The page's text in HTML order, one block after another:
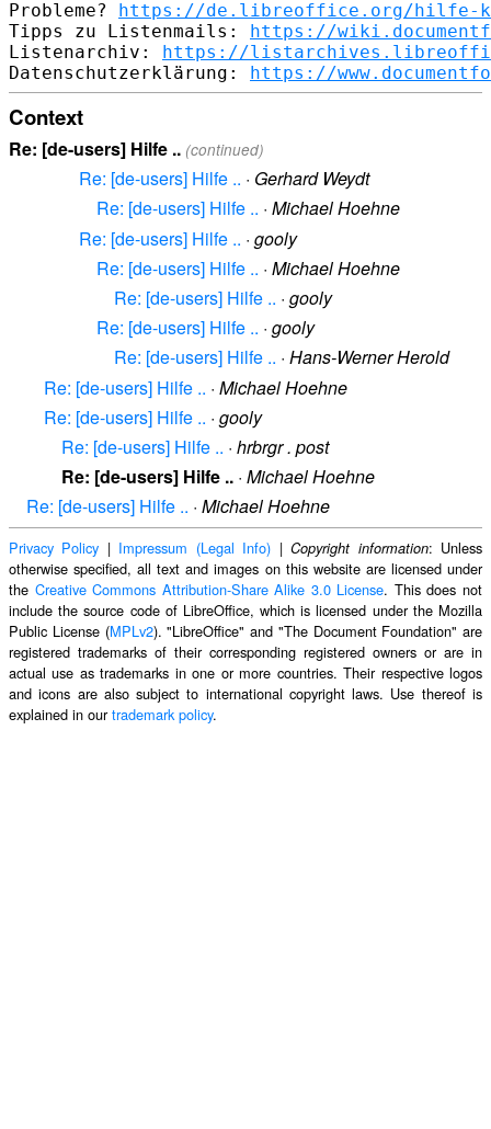
Probleme? https://de.libreoffice.org/hilfe-
Tipps zu Listenmails: https://
Listenarchiv: https://
Datenschutzerklärung: https://
Context
Re: [de-users] Hilfe .. (continued)
Re: [de-users] Hilfe .. · Gerhard Weydt
Re: [de-users] Hilfe .. · Michael Hoehne
Re: [de-users] Hilfe .. · gooly
Re: [de-users] Hilfe .. · Michael Hoehne
Re: [de-users] Hilfe .. · gooly
Re: [de-users] Hilfe .. · gooly
Re: [de-users] Hilfe .. · Hans-Werner Herold
Re: [de-users] Hilfe .. · Michael Hoehne
Re: [de-users] Hilfe .. · gooly
Re: [de-users] Hilfe .. · hrbrgr . post
Re: [de-users] Hilfe .. · Michael Hoehne
Re: [de-users] Hilfe .. · Michael Hoehne
Privacy Policy | Impressum (Legal Info) |Copyright information: Unless
otherwise specified, all text and images on this website are licensed under
the Creative Commons Attribution-Share Alike 3.0 License. This does not
include the source code of LibreOffice, which is licensed under the Mozilla
Public License (MPLv2). "LibreOffice" and "The Document Foundation" are
registered trademarks of their corresponding registered owners or are in
actual use as trademarks in one or more countries. Their respective logos
and icons are also subject to international copyright laws. Use thereof is
explained in ourtrademark policy.